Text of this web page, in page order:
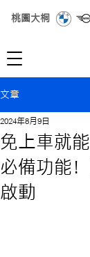
桃園大桐
文章
免上車就
必備功能
啟動
2024年8月9日